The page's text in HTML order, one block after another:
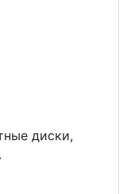
диски,